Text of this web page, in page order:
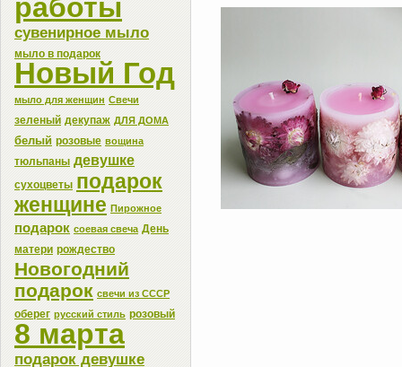
работы
сувенирное мыло
мыло в подарок
Новый Год
мыло для женщин Свечи
зеленый декупаж ДЛЯ ДОМА
белый розовые вощина
тюльпаны девушке
сухоцветы подарок
женщине Пирожное
подарок соевая свеча День
матери рождество
Новогодний
подарок свечи из СССР
оберег русский стиль розовый
8 марта
подарок девушке